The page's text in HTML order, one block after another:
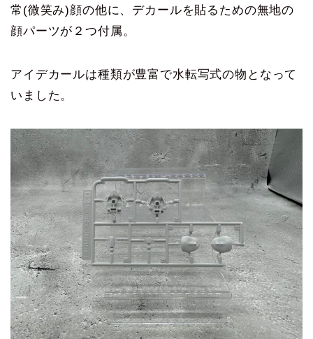
常(微笑み)顔の他に、デカールを貼るための無地の
顔パーツが２つ付属。
アイデカールは種類が豊富で水転写式の物となって
いました。